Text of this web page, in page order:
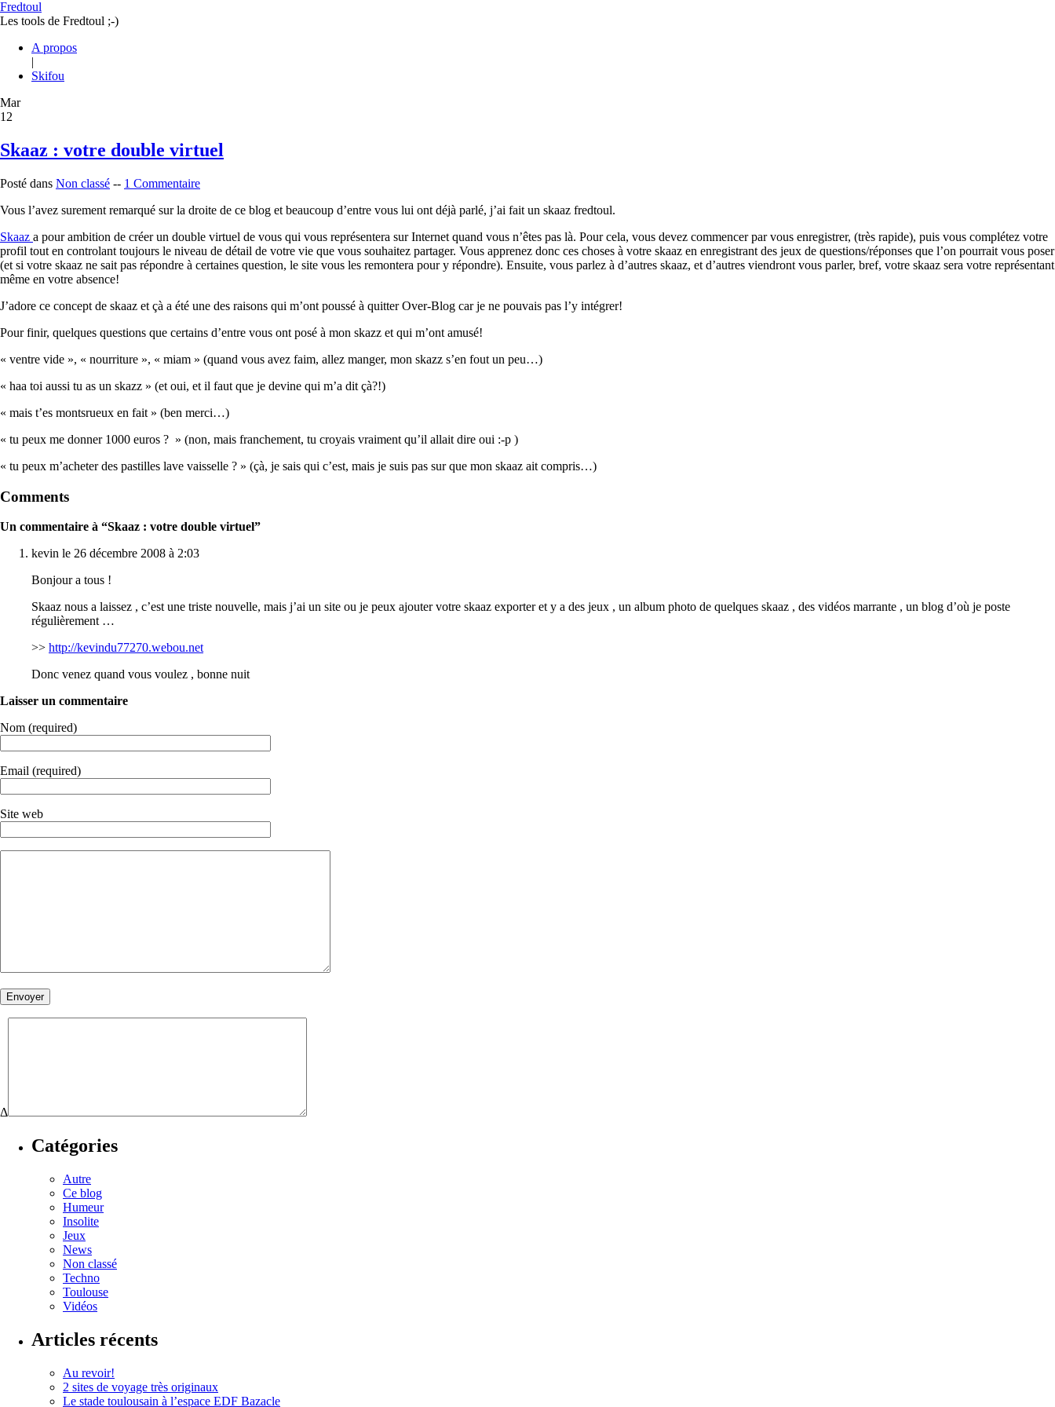
Fredtoul
Les tools de Fredtoul ;-)
A propos
|
Skifou
Mar
12
Skaaz : votre double virtuel
Posté dans Non classé -- 1 Commentaire
Vous l’avez surement remarqué sur la droite de ce blog et beaucoup d’entre vous lui ont déjà parlé, j’ai fait un skaaz fredtoul.
Skaaz a pour ambition de créer un double virtuel de vous qui vous représentera sur Internet quand vous n’êtes pas là. Pour cela, vous devez commencer par vous enregistrer, (très rapide), puis vous complétez votre
profil tout en controlant toujours le niveau de détail de votre vie que vous souhaitez partager. Vous apprenez donc ces choses à votre skaaz en enregistrant des jeux de questions/réponses que l’on pourrait vous poser
(et si votre skaaz ne sait pas répondre à certaines question, le site vous les remontera pour y répondre). Ensuite, vous parlez à d’autres skaaz, et d’autres viendront vous parler, bref, votre skaaz sera votre représentant
même en votre absence!
J’adore ce concept de skaaz et çà a été une des raisons qui m’ont poussé à quitter Over-Blog car je ne pouvais pas l’y intégrer!
Pour finir, quelques questions que certains d’entre vous ont posé à mon skazz et qui m’ont amusé!
« ventre vide », « nourriture », « miam » (quand vous avez faim, allez manger, mon skazz s’en fout un peu…)
« haa toi aussi tu as un skazz » (et oui, et il faut que je devine qui m’a dit çà?!)
« mais t’es montsrueux en fait » (ben merci…)
« tu peux me donner 1000 euros ? » (non, mais franchement, tu croyais vraiment qu’il allait dire oui :-p )
« tu peux m’acheter des pastilles lave vaisselle ? » (çà, je sais qui c’est, mais je suis pas sur que mon skaaz ait compris…)
Comments
Un commentaire à “Skaaz : votre double virtuel”
kevin le 26 décembre 2008 à 2:03
Bonjour a tous !
Skaaz nous a laissez , c’est une triste nouvelle, mais j’ai un site ou je peux ajouter votre skaaz exporter et y a des jeux , un album photo de quelques skaaz , des vidéos marrante , un blog d’où je poste
régulièrement …
>> http://kevindu77270.webou.net
Donc venez quand vous voulez , bonne nuit
Laisser un commentaire
Nom (required)
Email (required)
Site web
Δ
Catégories
Autre
Ce blog
Humeur
Insolite
Jeux
News
Non classé
Techno
Toulouse
Vidéos
Articles récents
Au revoir!
2 sites de voyage très originaux
Le stade toulousain à l’espace EDF Bazacle